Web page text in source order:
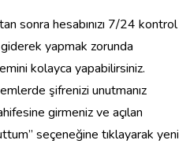
sonra hesabınızı 7/24 kontrol
yapmak zorunda
kolayca yapabilirsiniz.
şifrenizi unutmanız
girmeniz ve açılan
seçeneğine tıklayarak yeni